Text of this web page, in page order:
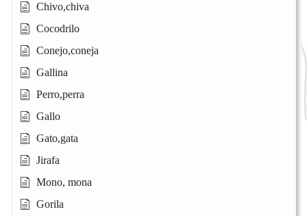
Chivo,chiva
Cocodrilo
Conejo,coneja
Gallina
Perro,perra
Gallo
Gato,gata
Jirafa
Mono, mona
Gorila